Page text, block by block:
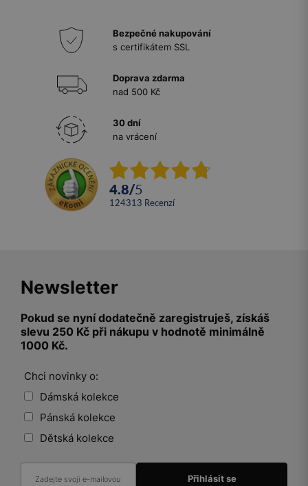
Bezpečné nakupování
s certifikátem SSL
Doprava zdarma
nad 500 Kč
30 dní
na vrácení
4.8/5
124313 recenzí
Newsletter
Pokud se nyní dodatečně zaregistruješ, získáš
slevu 250 Kč při nákupu v hodnotě minimálně
1000 Kč.
Chci novinky o:
Dámská kolekce
Pánská kolekce
Dětská kolekce